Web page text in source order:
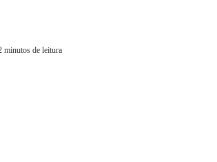
minutos de leitura